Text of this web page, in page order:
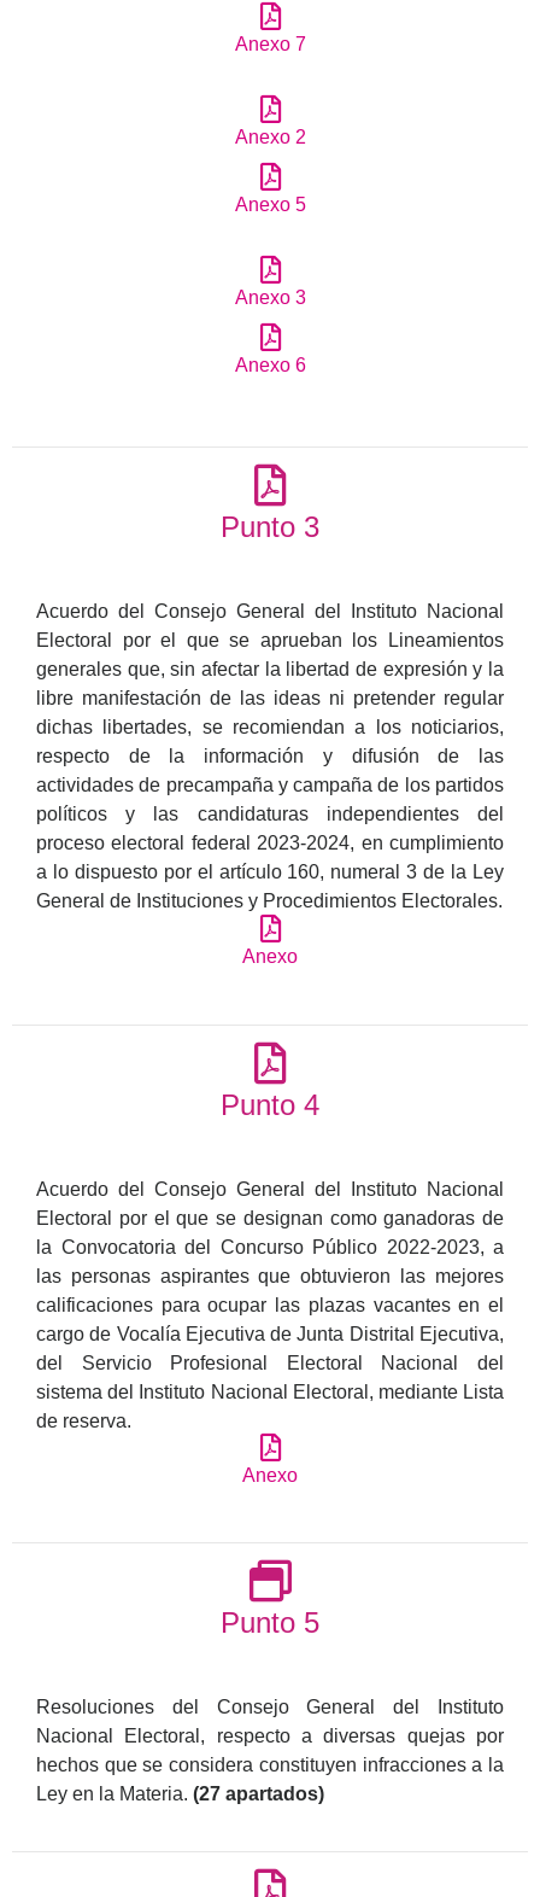
Anexo 7
Anexo 2
Anexo 5
Anexo 3
Anexo 6
Punto 3
Acuerdo del Consejo General del Instituto Nacional
Electoral por el que se aprueban los Lineamientos
generales que, sin afectar la libertad de expresión y la
libre manifestación de las ideas ni pretender regular
dichas libertades, se recomiendan a los noticiarios,
respecto de la información y difusión de las
actividades de precampaña y campaña de los partidos
políticos y las candidaturas independientes del
proceso electoral federal 2023-2024, en cumplimiento
a lo dispuesto por el artículo 160, numeral 3 de la Ley
General de Instituciones y Procedimientos Electorales.
Anexo
Punto 4
Acuerdo del Consejo General del Instituto Nacional
Electoral por el que se designan como ganadoras de
la Convocatoria del Concurso Público 2022-2023, a
las personas aspirantes que obtuvieron las mejores
calificaciones para ocupar las plazas vacantes en el
cargo de Vocalía Ejecutiva de Junta Distrital Ejecutiva,
del Servicio Profesional Electoral Nacional del
sistema del Instituto Nacional Electoral, mediante Lista
de reserva.
Anexo
Punto 5
Resoluciones del Consejo General del Instituto
Nacional Electoral, respecto a diversas quejas por
hechos que se considera constituyen infracciones a la
Ley en la Materia. (27 apartados)